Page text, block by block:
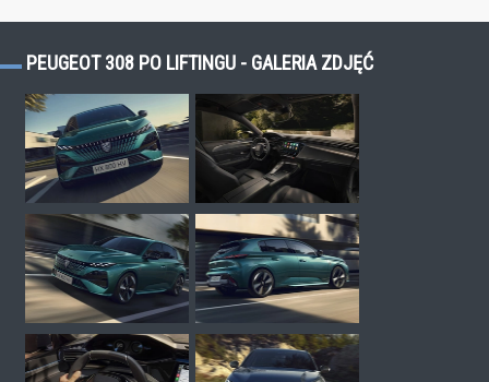
PEUGEOT 308 PO LIFTINGU - GALERIA ZDJĘĆ